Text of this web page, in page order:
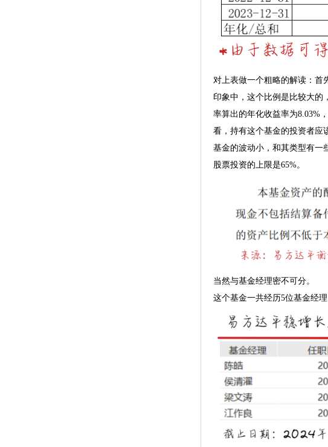
对上表做一个粗略的解读：首
印象中，这个比例是比较大的
率算出的年化收益率为8.03%
看，持有这个基金的投资者应
基金的波动小，和其类型有一
股票投资的上限是65%。
当然与基金经理密不可分。
这个基金一共经历5位基金经